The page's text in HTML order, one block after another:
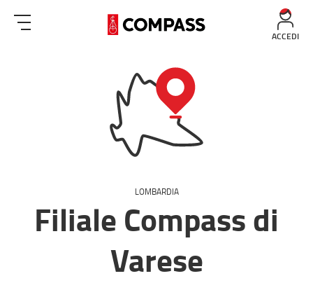
ACCEDI
LOMBARDIA
Filiale Compass di
Varese